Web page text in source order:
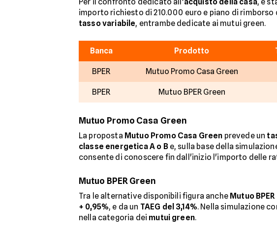
importo richiesto di 210.000 euro e piano di
tasso variabile, entrambe dedicate ai mutui green.
Banca Prodotto
BPER Mutuo Promo Casa Green
BPER Mutuo BPER Green
Mutuo Promo Casa Green
La proposta Mutuo Promo Casa Green prevede un
classe energetica A o Be, sulla base della
consente di conoscere fin dall'inizio l'importo delle
Mutuo BPER Green
Tra le alternative disponibili figura anche Mutuo
+ 0,95%, e da un TAEG del 3,14%. Nella simulazione
nella categoria dei mutui green.